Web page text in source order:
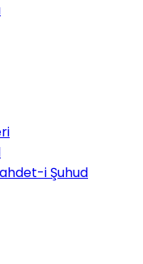
i Şuhud